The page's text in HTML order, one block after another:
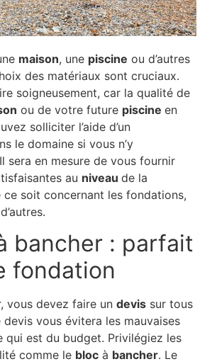
maison, une piscine ou d’autres
des matériaux sont cruciaux.
soigneusement, car la qualité de
ou de votre future piscineen
solliciter l’aide d’un
le domaine si vous n’y
sera en mesure de vous fournir
au niveaude la
soit concernant les fondations,
bancher : parfait
fondation
vous devez faire undevis sur tous
devis vous évitera les mauvaises
qui est du budget. Privilégiez les
comme le bloc à bancher. Le